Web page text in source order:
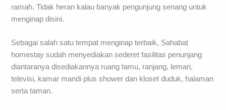
ramah. Tidak heran kalau banyak pengunjung senang untuk
menginap disini.
Sebagai salah satu tempat menginap terbaik, Sahabat
homestay sudah menyediakan sederet fasilitas penunjang
diantaranya disediakannya ruang tamu, ranjang, lemari,
televisi, kamar mandi plus shower dan kloset duduk, halaman
serta taman.